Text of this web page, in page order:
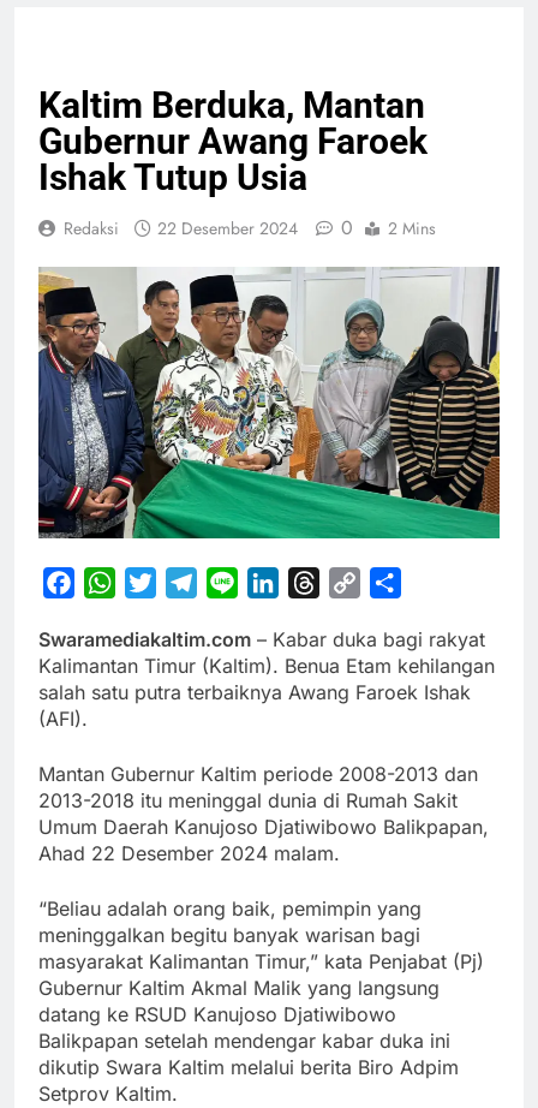
Kaltim Berduka, Mantan
Gubernur Awang Faroek
Ishak Tutup Usia
Redaksi 22 Desember 2024 0 2 Mins
FacebookWhatsApp
TwitterTelegram
Line LinkedInThreads
Copy
Swaramediakaltim.com – Kabar duka bagi rakyat
Kalimantan Timur (Kaltim). Benua Etam kehilangan
salah satu putra terbaiknya Awang Faroek Ishak
(AFI).
Mantan Gubernur Kaltim periode 2008-2013 dan
2013-2018 itu meninggal dunia di Rumah Sakit
Umum Daerah Kanujoso Djatiwibowo Balikpapan,
Ahad 22 Desember 2024 malam.
“Beliau adalah orang baik, pemimpin yang
meninggalkan begitu banyak warisan bagi
masyarakat Kalimantan Timur,” kata Penjabat (Pj)
Gubernur Kaltim Akmal Malik yang langsung
datang ke RSUD Kanujoso Djatiwibowo
Balikpapan setelah mendengar kabar duka ini
dikutip Swara Kaltim melalui berita Biro Adpim
Setprov Kaltim.